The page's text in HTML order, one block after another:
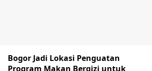
Bogor Jadi Lokasi Penguatan
Program Makan Bergizi untuk